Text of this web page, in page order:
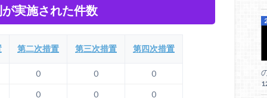
が実施された件数
第二次措置 第三次措置 第四次措置
0 0 0
0 0 0